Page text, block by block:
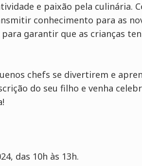
e paixão pela culinária.
conhecimento para as
garantir que as crianças
chefs se divertirem e
do seu filho e venha
das 10h às 13h.